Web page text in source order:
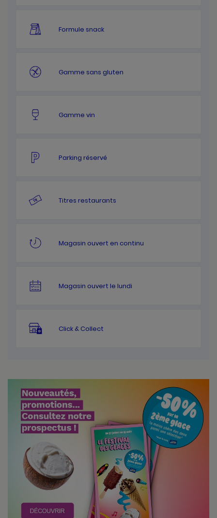
Formule snack
Gamme sans gluten
Gamme vin
Parking réservé
Titres restaurants
Magasin ouvert en continu
Magasin ouvert le lundi
Click & Collect